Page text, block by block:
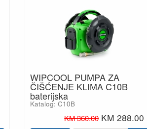
WIPCOOL PUMPA ZA
ČIŠĆENJE KLIMA C10B
baterijska
Katalog: C10B
KM 360.00 KM 288.00